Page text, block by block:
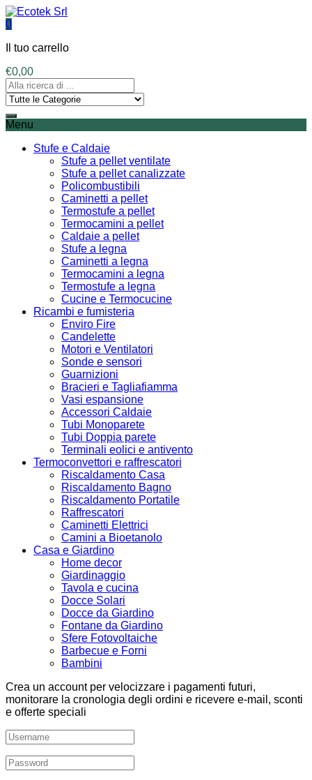
0
Il tuo carrello
€0,00
Menu
Stufe e Caldaie
Stufe a pellet ventilate
Stufe a pellet canalizzate
Policombustibili
Caminetti a pellet
Termostufe a pellet
Termocamini a pellet
Caldaie a pellet
Stufe a legna
Caminetti a legna
Termocamini a legna
Termostufe a legna
Cucine e Termocucine
Ricambi e fumisteria
Enviro Fire
Candelette
Motori e Ventilatori
Sonde e sensori
Guarnizioni
Bracieri e Tagliafiamma
Vasi espansione
Accessori Caldaie
Tubi Monoparete
Tubi Doppia parete
Terminali eolici e antivento
Termoconvettori e raffrescatori
Riscaldamento Casa
Riscaldamento Bagno
Riscaldamento Portatile
Raffrescatori
Caminetti Elettrici
Camini a Bioetanolo
Casa e Giardino
Home decor
Giardinaggio
Tavola e cucina
Docce Solari
Docce da Giardino
Fontane da Giardino
Sfere Fotovoltaiche
Barbecue e Forni
Bambini
Crea un account per velocizzare i pagamenti futuri,
monitorare la cronologia degli ordini e ricevere e-mail, sconti
e offerte speciali